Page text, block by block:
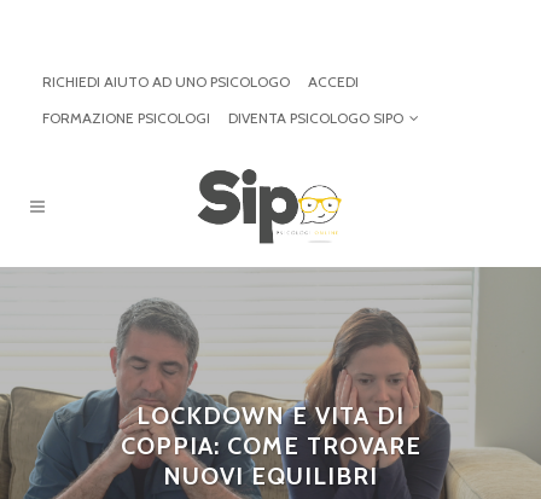
RICHIEDI AIUTO AD UNO PSICOLOGO
ACCEDI
FORMAZIONE PSICOLOGI
DIVENTA PSICOLOGO SIPO
LOCKDOWN E VITA DI
COPPIA: COME TROVARE
NUOVI EQUILIBRI